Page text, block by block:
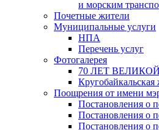
и морским
Почетные жители
Муниципальные услуги
НПА
Перечень услуг
Фотогалерея
70 ЛЕТ
Кругобайкальская
Поощрения от имени
Постановления о
Постановления о
Постановления о